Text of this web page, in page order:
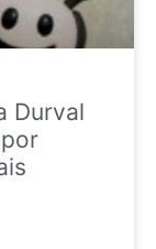
Durval